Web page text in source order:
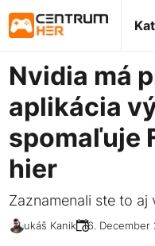
Nvidia má
aplikácia
spomaľuje
hier
Zaznamenali ste to aj
Lukáš Kanik 16. December